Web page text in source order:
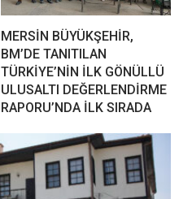
MERSİN BÜYÜKŞEHİR,
BM’DE TANITILAN
TÜRKİYE’NİN İLK GÖNÜLLÜ
ULUSALTI DEĞERLENDİRME
RAPORU’NDA İLK SIRADA